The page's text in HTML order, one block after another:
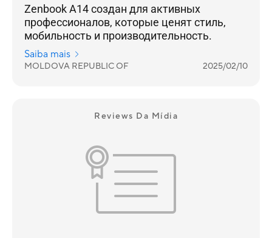
Zenbook A14 создан для активных
профессионалов, которые ценят стиль,
мобильность и производительность.
Saiba mais
MOLDOVA REPUBLIC OF 2025/02/10
Reviews Da Mídia